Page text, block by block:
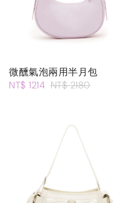
微醺氣泡兩用半月包
NT$ 1214 NT$ 2180